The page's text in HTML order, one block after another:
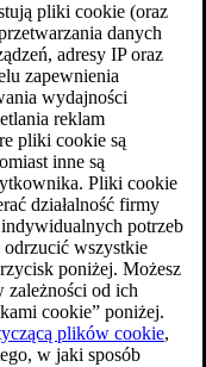
pliki cookie (oraz
danych
adresy IP oraz
zapewnienia
wydajności
reklam
pliki cookie są
inne są
Pliki cookie
działalność firmy
potrzeb
wszystkie
poniżej. Możesz
od ich
cookie” poniżej.
plików cookie,
w jaki sposób